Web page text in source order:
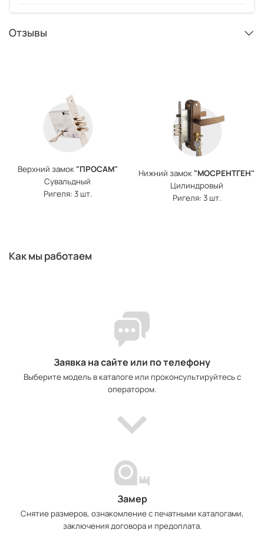
Отзывы
Верхний замок"ПРОСАМ"
Сувальдный
Ригеля: 3 шт.
Нижний замок"МОСРЕНТГЕН"
Цилиндровый
Ригеля: 3 шт.
Как мы работаем
Заявка на сайте или по телефону
Выберите модель в каталоге или проконсультируйтесь с
оператором.
Замер
Снятие размеров, ознакомление с печатными каталогами,
заключения договора и предоплата.